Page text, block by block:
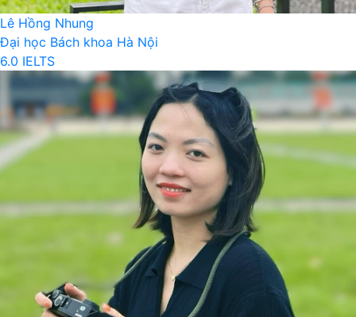
Lê Hồng Nhung
Đại học Bách khoa Hà Nội
6.0 IELTS